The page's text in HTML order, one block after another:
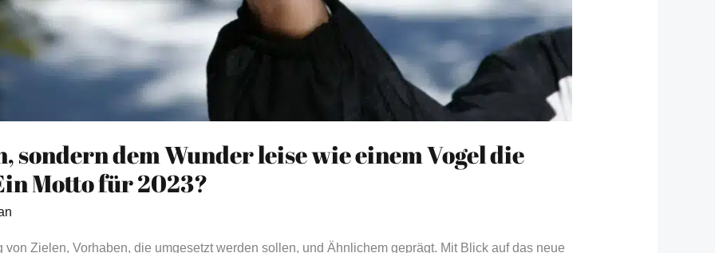
sondern dem Wunder leise wie einem Vogel die
Motto für 2023?
Zielen, Vorhaben, die umgesetzt werden sollen, und Ähnlichem geprägt. Mit Blick auf das neue